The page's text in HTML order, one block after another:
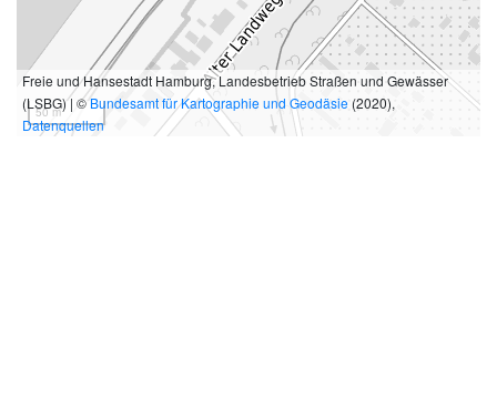
50 m
Freie und Hansestadt Hamburg, Landesbetrieb Straßen und Gewässer
(LSBG) | ©Bundesamt für Kartographie und Geodäsie (2020),
Datenquellen